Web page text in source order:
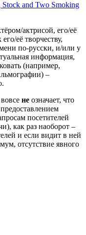
and Two Smoking
актрисой, его/её
её творчеству,
по-русски, и/или у
информация,
(например,
–
не означает, что
посетителей
как раз наоборот –
и если видит в ней
отсутствие явного